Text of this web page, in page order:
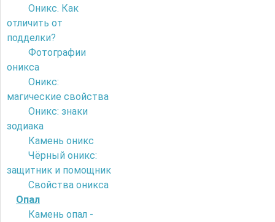
Оникс. Как
отличить от
подделки?
Фотографии
оникса
Оникс:
магические свойства
Оникс: знаки
зодиака
Камень оникс
Чёрный оникс:
защитник и помощник
Свойства оникса
Опал
Камень опал -